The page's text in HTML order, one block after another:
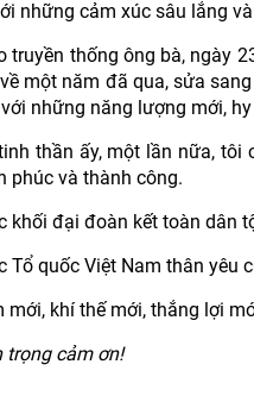
những cảm xúc sâu lắng
truyền thống ông bà, ngày
một năm đã qua, sửa
những năng lượng mới,
thần ấy, một lần nữa,
phúc và thành công.
khối đại đoàn kết toàn dân
Tổ quốc Việt Nam thân yêu
mới, khí thế mới, thắng lợi
trọng cảm ơn!